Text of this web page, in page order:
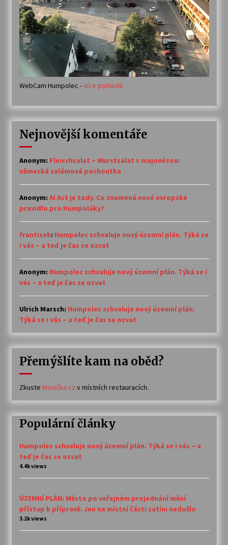
WebCam Humpolec -více pohledů
Nejnovější komentáře
Anonym: Fleischsalat – Wurstsalat s majonézou:
německá salámová pochoutka
Anonym: AI Act je tady. Co znamená nové evropské
pravidlo pro Humpoláky?
frantisek: Humpolec schvaluje nový územní plán. Týká se
i vás – a teď je čas se ozvat
Anonym: Humpolec schvaluje nový územní plán. Týká se i
vás – a teď je čas se ozvat
Ulrich Marsch: Humpolec schvaluje nový územní plán.
Týká se i vás – a teď je čas se ozvat
Přemýšlíte kam na oběd?
Zkuste Meníčka.cz v místních restauracích.
Populární články
Humpolec schvaluje nový územní plán. Týká se i vás – a
teď je čas se ozvat
4.4k views
ÚZEMNÍ PLÁN: Město po veřejném projednání mění
přístup k přípravě. Jen na místní části zatím nedošlo
3.2k views